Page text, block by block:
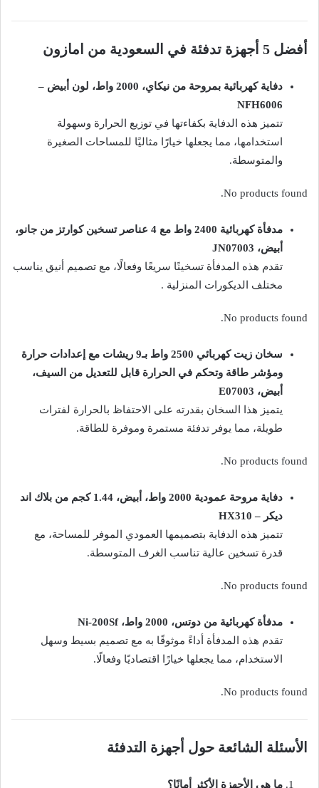
أفضل 5 أجهزة تدفئة في السعودية من امازون
دفاية كهربائية بمروحة من نيكاي، 2000 واط، لون أبيض –
NFH6006
تتميز هذه الدفاية بكفاءتها في توزيع الحرارة وسهولة
استخدامها، مما يجعلها خيارًا مثاليًا للمساحات الصغيرة
والمتوسطة.
No products found.
مدفأة كهربائية 2400 واط مع 4 عناصر تسخين كوارتز من جانو،
أبيض، JN07003
تقدم هذه المدفأة تسخينًا سريعًا وفعالًا، مع تصميم أنيق يناسب
مختلف الديكورات المنزلية .
No products found.
سخان زيت كهربائي 2500 واط بـ9 ريشات مع إعدادات حرارة
ومؤشر طاقة وتحكم في الحرارة قابل للتعديل من السيف،
أبيض، E07003
يتميز هذا السخان بقدرته على الاحتفاظ بالحرارة لفترات
طويلة، مما يوفر تدفئة مستمرة وموفرة للطاقة.
No products found.
دفاية مروحة عمودية 2000 واط، أبيض، 1.44 كجم من بلاك اند
ديكر – HX310
تتميز هذه الدفاية بتصميمها العمودي الموفر للمساحة، مع
قدرة تسخين عالية تناسب الغرف المتوسطة.
No products found.
مدفأة كهربائية من دوتس، 2000 واط، Ni-200Sf
تقدم هذه المدفأة أداءً موثوقًا به مع تصميم بسيط وسهل
الاستخدام، مما يجعلها خيارًا اقتصاديًا وفعالًا.
No products found.
الأسئلة الشائعة حول أجهزة التدفئة
ما هي الأجهزة الأكثر أمانًا؟